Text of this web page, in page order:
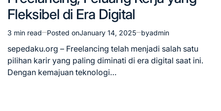
Fleksibel di Era Digital
Estimated
read
time
3 min read Posted onJanuary 14, 2025 byadmin
sepedaku.org – Freelancing telah menjadi salah satu
pilihan karir yang paling diminati di era digital saat ini.
Dengan kemajuan teknologi…